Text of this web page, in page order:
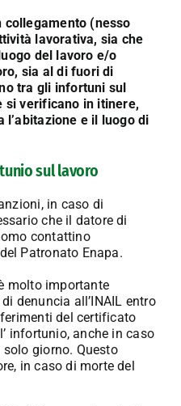
collegamento (nesso
lavorativa, sia che
del lavoro e/o
sia al di fuori di
tra gli infortuni sul
si verificano in itinere,
e il luogo di
sul lavoro
in caso di
che il datore di
contattino
Patronato Enapa.
molto importante
denuncia all’INAIL entro
del certificato
infortunio, anche in caso
giorno. Questo
in caso di morte del